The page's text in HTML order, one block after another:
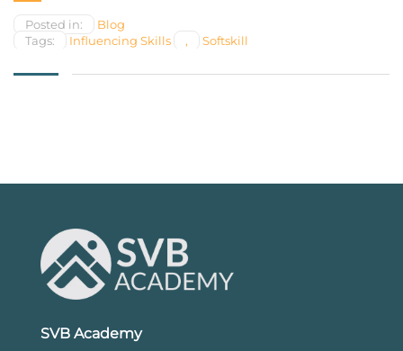
Posted in:
Blog
Tags:
Influencing Skills , Softskill
SVB Academy